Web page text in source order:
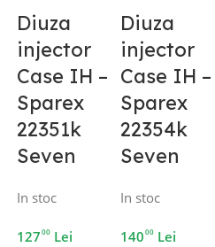
Diuza
injector
Case IH –
Sparex
22351k
Seven
In stoc
12700 Lei
Diuza
injector
Case IH –
Sparex
22354k
Seven
In stoc
14000 Lei